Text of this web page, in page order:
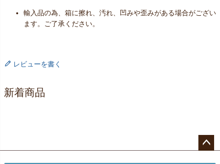
輸入品の為、箱に擦れ、汚れ、凹みや歪みがある場合がござい
ます。ご了承ください。
レビューを書く
新着商品